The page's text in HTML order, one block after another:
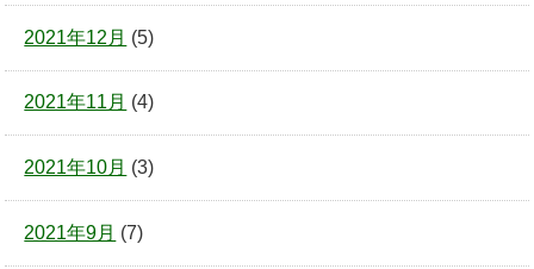
2021年12月 (5)
2021年11月 (4)
2021年10月 (3)
2021年9月 (7)